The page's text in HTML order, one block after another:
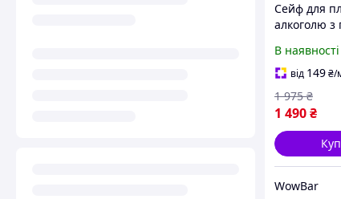
Сейф для
алкоголю з
чоловікові,
другові,
алкоголю
В наявності
від 149₴/
1 490₴
1 975 ₴
WowBar